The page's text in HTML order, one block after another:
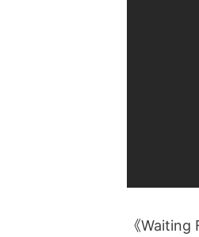
《